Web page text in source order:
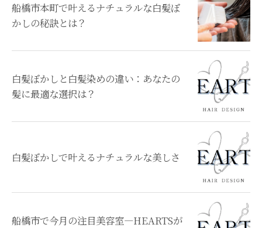
船橋市本町で叶えるナチュラルな白髪ぼ
かしの秘訣とは？
白髪ぼかしと白髪染めの違い：あなたの
髪に最適な選択は？
白髪ぼかしで叶えるナチュラルな美しさ
船橋市で今月の注目美容室—HEARTSが